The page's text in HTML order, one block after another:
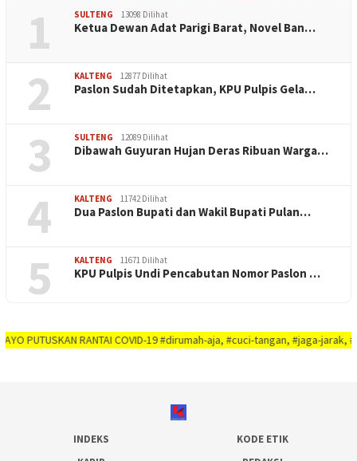
1 SULTENG 13098 Dilihat
Ketua Dewan Adat Parigi Barat, Novel Ban…
2 KALTENG 12877 Dilihat
Paslon Sudah Ditetapkan, KPU Pulpis Gela…
3 SULTENG 12089 Dilihat
Dibawah Guyuran Hujan Deras Ribuan Warga…
4 KALTENG 11742 Dilihat
Dua Paslon Bupati dan Wakil Bupati Pulan…
5 KALTENG 11671 Dilihat
KPU Pulpis Undi Pencabutan Nomor Paslon …
RANTAI COVID-19 #dirumah-aja, #cuci-tangan, #jaga-jarak,
INDEKS
KODE ETIK